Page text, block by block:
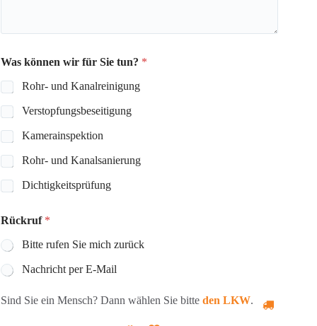
Was können wir für Sie tun? *
Rohr- und Kanalreinigung
Verstopfungsbeseitigung
Kamerainspektion
Rohr- und Kanalsanierung
Dichtigkeitsprüfung
Rückruf *
Bitte rufen Sie mich zurück
Nachricht per E-Mail
Sind Sie ein Mensch? Dann wählen Sie bitte den LKW.